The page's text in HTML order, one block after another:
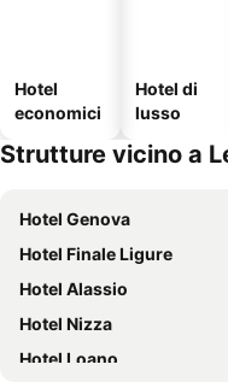
Hotel
economici
Hotel di
lusso
Strutture vicino a
Hotel Genova
Hotel Finale Ligure
Hotel Alassio
Hotel Nizza
Hotel Loano